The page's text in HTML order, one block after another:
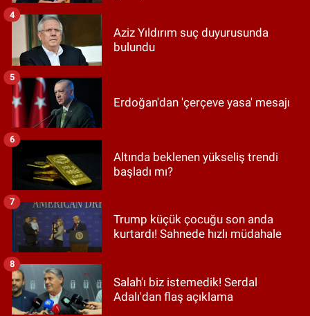
Aziz Yıldırım suç duyurusunda
bulundu
4
Erdoğan'dan 'çerçeve yasa' mesajı
5
Altında beklenen yükseliş trendi
başladı mı?
6
Trump küçük çocuğu son anda
kurtardı! Sahnede hızlı müdahale
7
Salah'ı biz istemedik! Serdal
Adalı'dan flaş açıklama
8